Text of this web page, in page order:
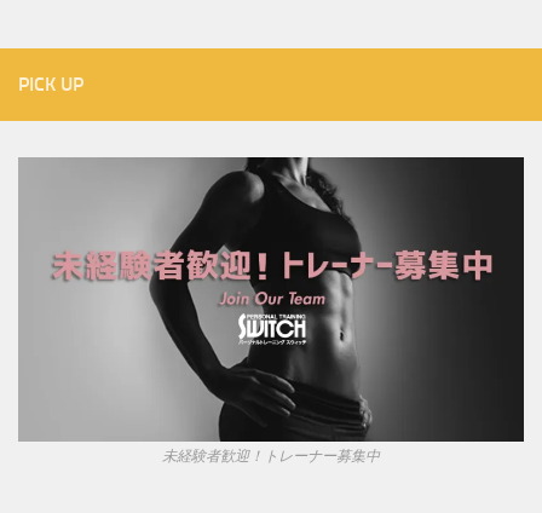
PICK UP
未経験者歓迎！トレーナー募集中